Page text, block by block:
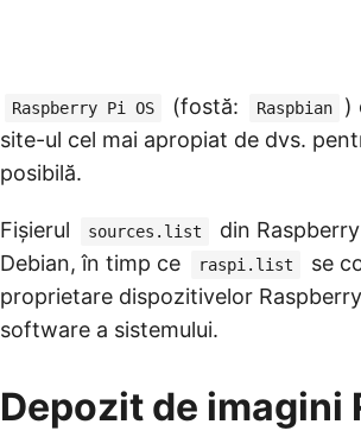
Raspberry Pi OS (fostă: Raspbian
)
site-ul cel mai apropiat de dvs.
posibilă.
Fișierul sources.list
din
Debian, în timp ce
raspi.list
se
proprietare dispozitivelor
software a sistemului.
Depozit de imagini